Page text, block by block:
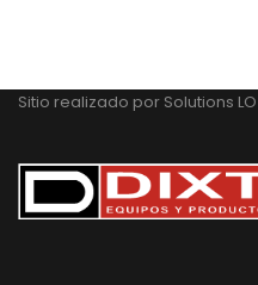
Sitio realizado por Solutions LO